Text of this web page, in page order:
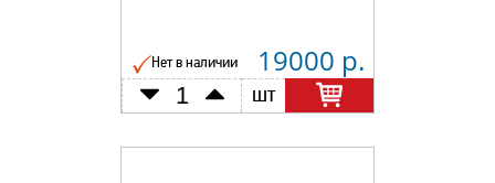
Нет в наличии 19000 р.
шт